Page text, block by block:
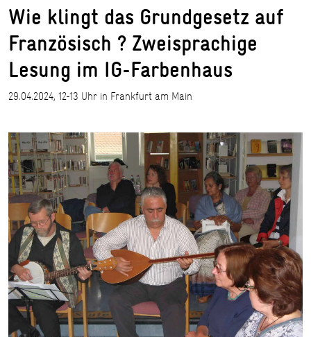
Wie klingt das Grundgesetz auf
Französisch ? Zweisprachige
Lesung im IG-Farbenhaus
29.04.2024, 12-13 Uhr in Frankfurt am Main